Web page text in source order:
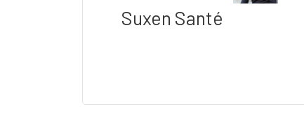
Suxen Santé